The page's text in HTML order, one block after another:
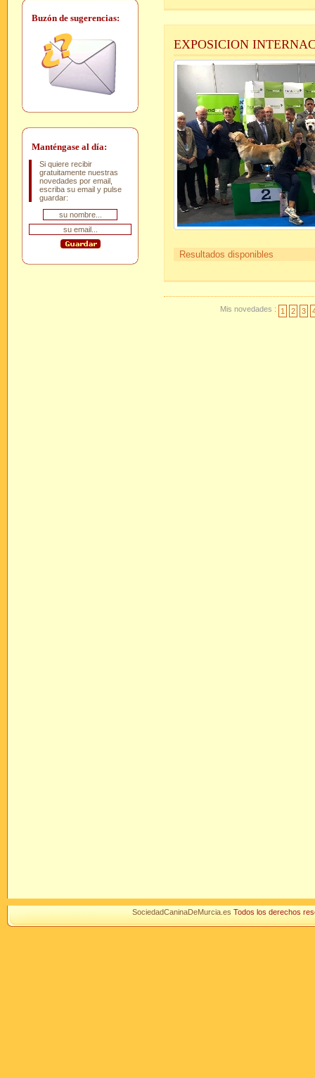
Buzón de sugerencias:
Manténgase al día:
Si quiere recibir
gratuitamente nuestras
novedades por email,
escriba su email y pulse
guardar:
EXPOSICION
Resultados disponibles
Mis novedades : 1 2 3
SociedadCaninaDeMurcia.es Todos los derechos